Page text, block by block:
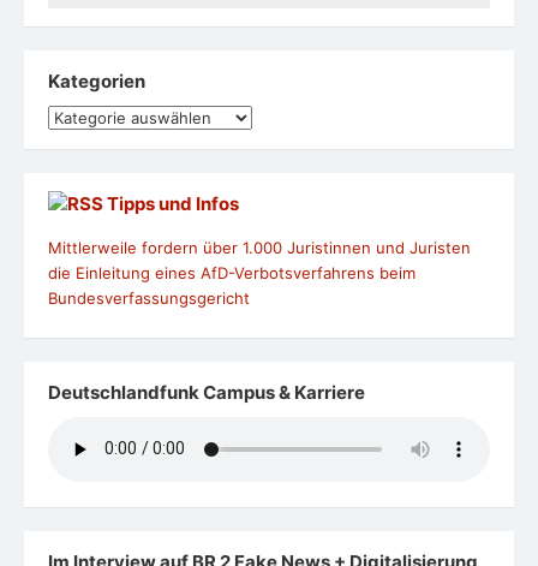
Kategorien
Kategorien
Tipps und Infos
Mittlerweile fordern über 1.000 Juristinnen und Juristen
die Einleitung eines AfD-Verbotsverfahrens beim
Bundesverfassungsgericht
Deutschlandfunk Campus & Karriere